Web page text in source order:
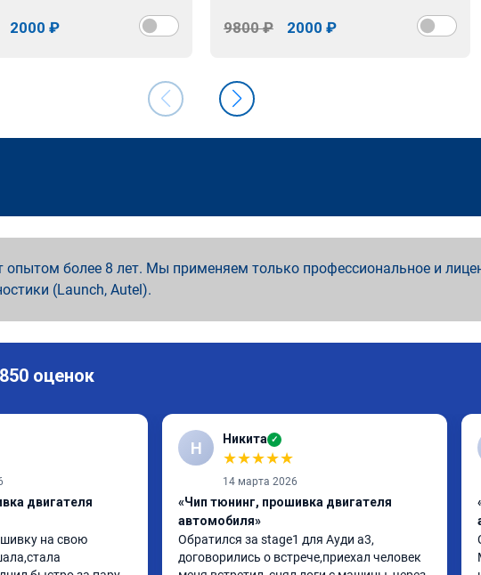
2000 ₽ 9800 ₽ 2000 ₽
более 8 лет. Мы применяем только профессиональное и
(Launch, Autel).
оценок
двигателя
на свою
Н Никита ✓
★★★★★
14 марта 2026
«Чип тюнинг, прошивка двигателя
автомобиля»
Обратился за stage1 для Ауди а3,
договорились о встрече,приехал человек